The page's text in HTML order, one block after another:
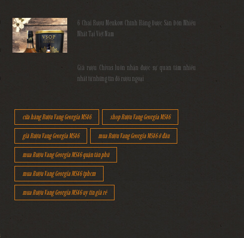
6 Chai Rượu Meukow Chính Hãng Được Săn Đón Nhiều
Nhất Tại Việt Nam
Giá rượu Chivas luôn nhận được sự quan tâm nhiều
nhất từ những tín đồ rượu ngoại
cửa hàng Rượu Vang Georgia MS46 shop Rượu Vang Georgia MS46
giá Rượu Vang Georgia MS46 mua Rượu Vang Georgia MS46 ở đâu
mua Rượu Vang Georgia MS46 quận tân phú
mua Rượu Vang Georgia MS46 tphcm
mua Rượu Vang Georgia MS46 uy tín giá rẻ